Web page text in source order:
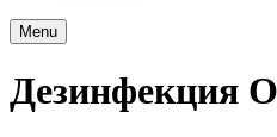
Menu
Дезинфекция